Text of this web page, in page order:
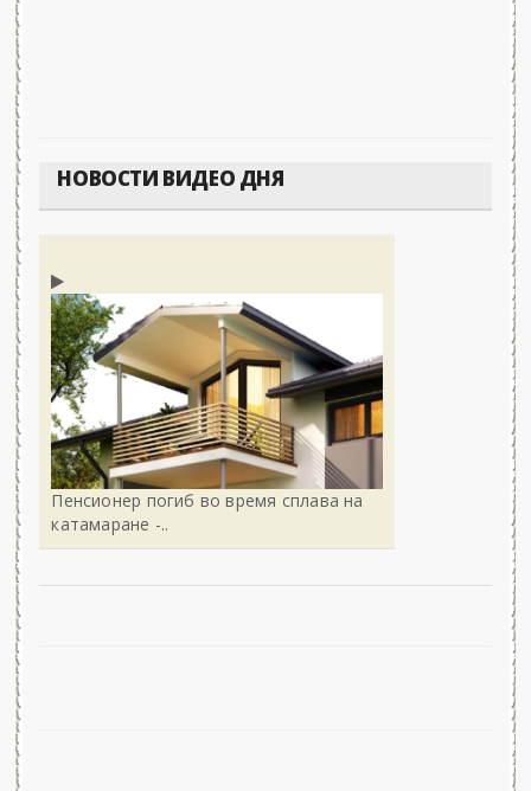
НОВОСТИ ВИДЕО ДНЯ
Пенсионер погиб во время сплава на
катамаране -..